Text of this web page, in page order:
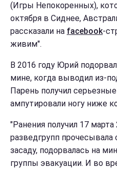
(Игры Непокоренных),
октября в Сиднее,
рассказали на facebook-
живим".
В 2016 году Юрий
мине, когда выводил из-
Парень получил
ампутировали ногу ниже
"Ранения получил 17
разведгрупп прочесывала
засаду, подорвалась на
группы эвакуации. И во